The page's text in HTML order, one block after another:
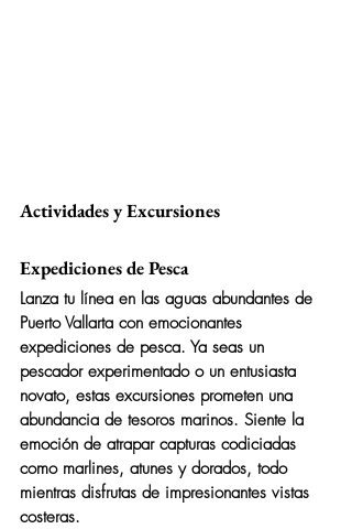
Actividades y Excursiones
Expediciones de Pesca
Lanza tu línea en las aguas abundantes de
Puerto Vallarta con emocionantes
expediciones de pesca. Ya seas un
pescador experimentado o un entusiasta
novato, estas excursiones prometen una
abundancia de tesoros marinos. Siente la
emoción de atrapar capturas codiciadas
como marlines, atunes y dorados, todo
mientras disfrutas de impresionantes vistas
costeras.